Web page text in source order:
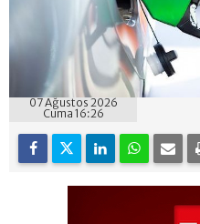
07 Ağustos 2026
Cuma 16:26